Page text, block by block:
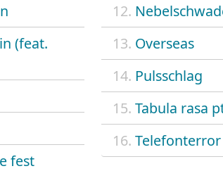
(feat.
fest
12.
13. Overseas
14. Pulsschlag
15. Tabula rasa
16. Telefonterror